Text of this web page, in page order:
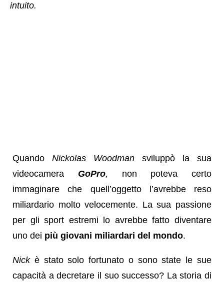
intuito.
Quando Nickolas Woodman sviluppò la sua
videocamera GoPro, non poteva certo
immaginare che quell’oggetto l’avrebbe reso
miliardario molto velocemente. La sua passione
per gli sport estremi lo avrebbe fatto diventare
uno dei più giovani miliardari del mondo.
Nick è stato solo fortunato o sono state le sue
capacità a decretare il suo successo? La storia di